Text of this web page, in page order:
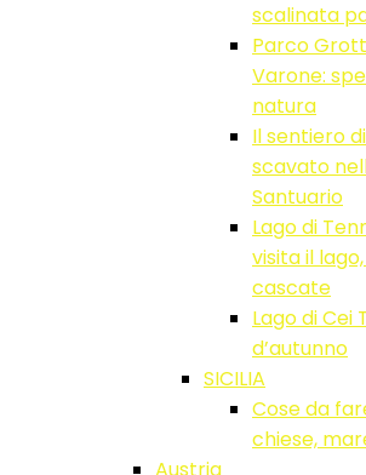
scalinata
Parco
Varone:
natura
Il sentiero
scavato
Santuario
Lago di
visita il
cascate
Lago di Cei
d’autunno
SICILIA
Cose da
chiese,